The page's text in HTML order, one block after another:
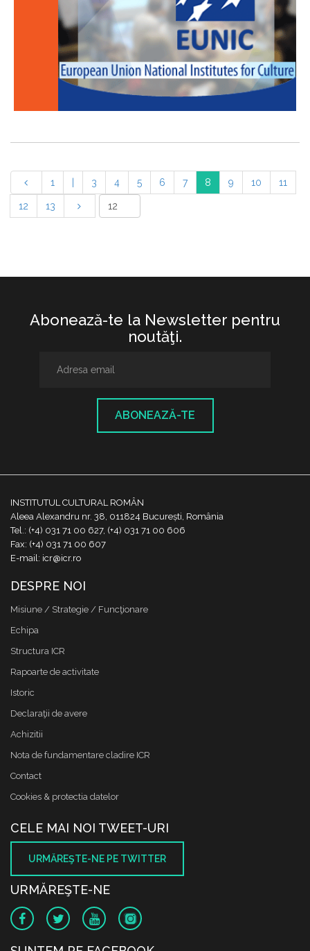
1 3 4 5 6 7 8 9 10 11
12 13
Abonează-te la Newsletter pentru
noutăţi.
ABONEAZĂ-TE
INSTITUTUL CULTURAL ROMÂN
Aleea Alexandru nr. 38, 011824 București, România
Tel.: (+4) 031 71 00 627, (+4) 031 71 00 606
Fax: (+4) 031 71 00 607
E-mail: icr@icr.ro
DESPRE NOI
Misiune / Strategie / Funcţionare
Echipa
Structura ICR
Rapoarte de activitate
Istoric
Declaraţii de avere
Achizitii
Nota de fundamentare cladire ICR
Contact
Cookies & protectia datelor
CELE MAI NOI TWEET-URI
URMĂREŞTE-NE PE TWITTER
URMĂREŞTE-NE